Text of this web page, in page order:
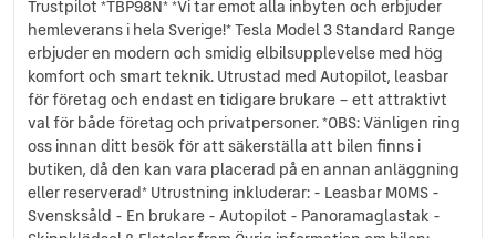
Interiör i skinn eller delvis i skinn
Parkeringssensor bak
Aircondition
Motorvärmare
Soltak/Glastak
Helskinn
Parkeringssensorer bak
Trustpilot *TBP98N* *Vi tar emot alla inbyten och erbjuder
hemleverans i hela Sverige!* Tesla Model 3 Standard Range
erbjuder en modern och smidig elbilsupplevelse med hög
komfort och smart teknik. Utrustad med Autopilot, leasbar
för företag och endast en tidigare brukare – ett attraktivt
val för både företag och privatpersoner. *OBS: Vänligen ring
oss innan ditt besök för att säkerställa att bilen finns i
butiken, då den kan vara placerad på en annan anläggning
eller reserverad* Utrustning inkluderar: - Leasbar MOMS -
Svensksåld - En brukare - Autopilot - Panoramaglastak -